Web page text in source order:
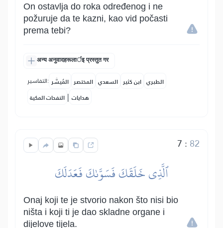
On ostavlja do roka određenog i ne
požuruje da te kazni, kao vid počasti
prema tebi?
अन्य अनुवादहरूलार्इ प्रस्तुत गर
التفاسير: المُيسَّر المختصر السعدي ابن كثير الطبري
النفحات المكية | هدايات
7 : 82
ٱلَّذِي خَلَقَكَ فَسَوَّىٰكَ فَعَدَلَكَ
Onaj koji te je stvorio nakon što nisi bio
ništa i koji ti je dao skladne organe i
dijelove tijela.